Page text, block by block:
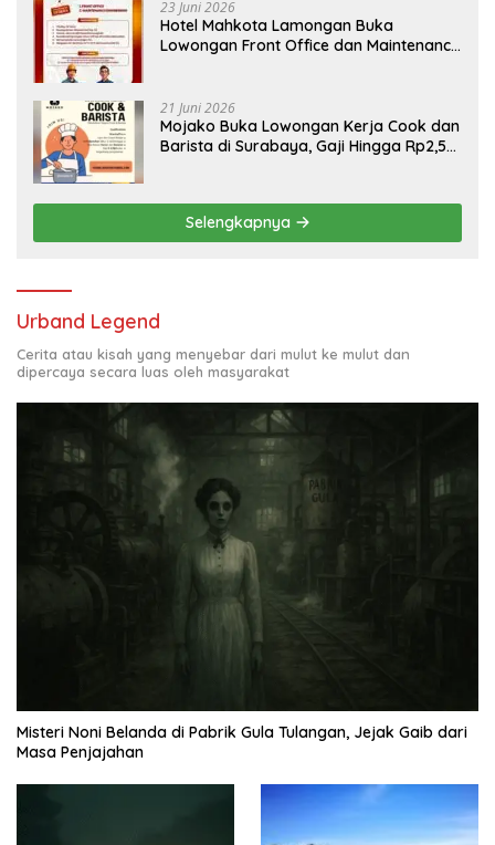
23 Juni 2026
Hotel Mahkota Lamongan Buka
Lowongan Front Office dan Maintenance
21 Juni 2026
Mojako Buka Lowongan Kerja Cook dan
Barista di Surabaya, Gaji Hingga Rp2,5
Selengkapnya
Urband Legend
Cerita atau kisah yang menyebar dari mulut ke mulut dan
dipercaya secara luas oleh masyarakat
Misteri Noni Belanda di Pabrik Gula Tulangan, Jejak Gaib dari
Masa Penjajahan